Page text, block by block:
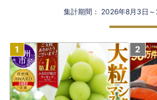
集計期間： 2026年8月3日